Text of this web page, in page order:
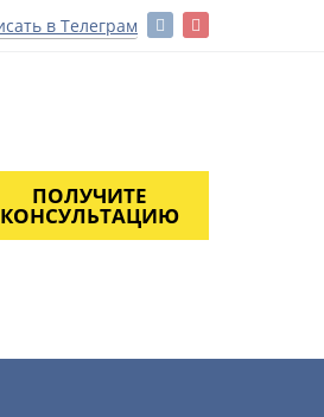
ПОЛУЧИТЕ
КОНСУЛЬТАЦИЮ